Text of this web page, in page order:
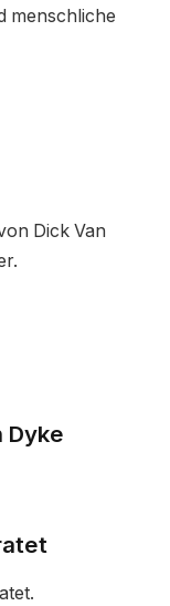
menschliche
Dick Van
Dyke